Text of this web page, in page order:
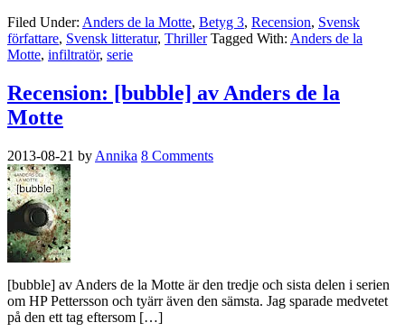
Filed Under: Anders de la Motte, Betyg 3, Recension, Svensk
författare, Svensk litteratur, Thriller Tagged With: Anders de la
Motte, infiltratör, serie
Recension: [bubble] av Anders de la
Motte
2013-08-21 by Annika 8 Comments
[bubble] av Anders de la Motte är den tredje och sista delen i serien
om HP Pettersson och tyärr även den sämsta. Jag sparade medvetet
på den ett tag eftersom […]